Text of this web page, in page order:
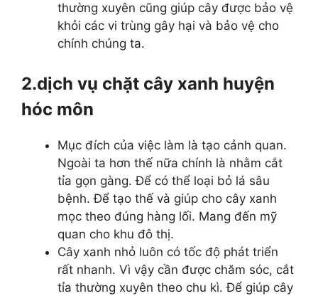
thường xuyên cũng giúp cây được bảo vệ
khỏi các vi trùng gây hại và bảo vệ cho
chính chúng ta.
2.dịch vụ chặt cây xanh huyện
hóc môn
Mục đích của việc làm là tạo cảnh quan.
Ngoài ta hơn thế nữa chính là nhằm cắt
tỉa gọn gàng. Để có thể loại bỏ lá sâu
bệnh. Để tạo thế và giúp cho cây xanh
mọc theo đúng hàng lối. Mang đến mỹ
quan cho khu đô thị.
Cây xanh nhỏ luôn có tốc độ phát triển
rất nhanh. Vì vậy cần được chăm sóc, cắt
tỉa thường xuyên theo chu kì. Để giúp cây